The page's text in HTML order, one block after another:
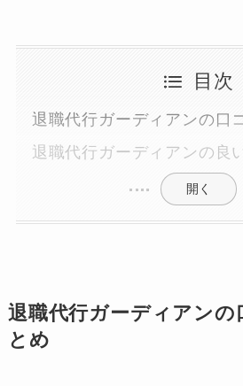
目次
退職代行ガーディアンの口
退職代行ガーディアンの良
開く
退職代行ガーディアンの
とめ